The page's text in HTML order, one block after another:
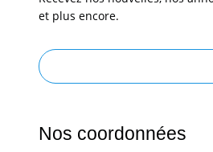
et plus encore.
Nos coordonnées